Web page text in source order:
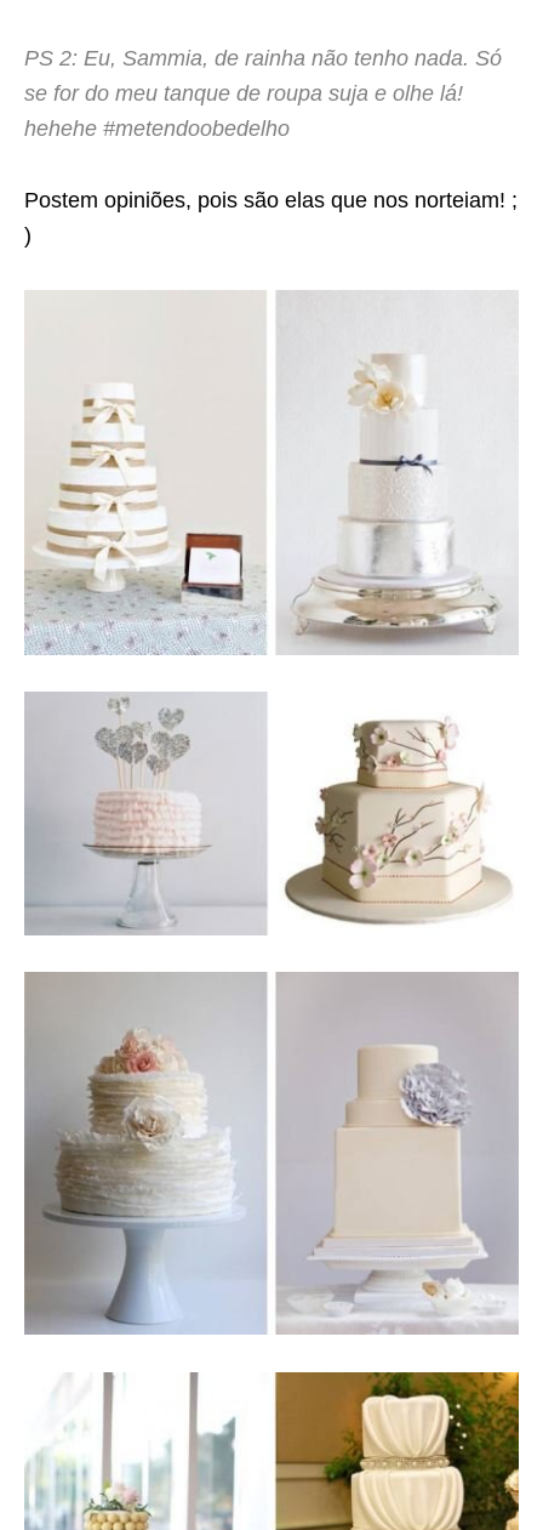
PS 2: Eu, Sammia, de rainha não tenho nada. Só
se for do meu tanque de roupa suja e olhe lá!
hehehe #metendoobedelho
Postem opiniões, pois são elas que nos norteiam! ;
)